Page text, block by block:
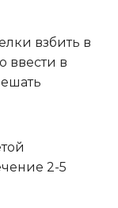
взбить в
ввести в
2-5